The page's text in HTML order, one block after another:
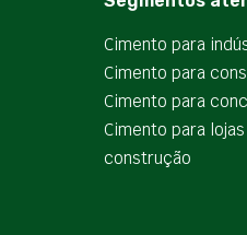
Cimento para
Cimento para
Cimento para
Cimento para
construção